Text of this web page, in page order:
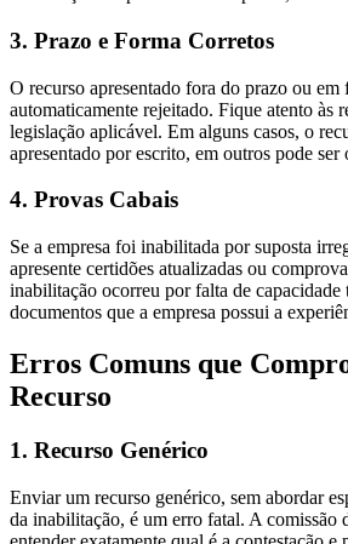
3. Prazo e Forma Corretos
O recurso apresentado fora do prazo ou em
automaticamente rejeitado. Fique atento às
legislação aplicável. Em alguns casos, o
apresentado por escrito, em outros pode ser
4. Provas Cabais
Se a empresa foi inabilitada por suposta
apresente certidões atualizadas ou
inabilitação ocorreu por falta de capacidade
documentos que a empresa possui a
Erros Comuns que
Recurso
1. Recurso Genérico
Enviar um recurso genérico, sem abordar
da inabilitação, é um erro fatal. A comissão